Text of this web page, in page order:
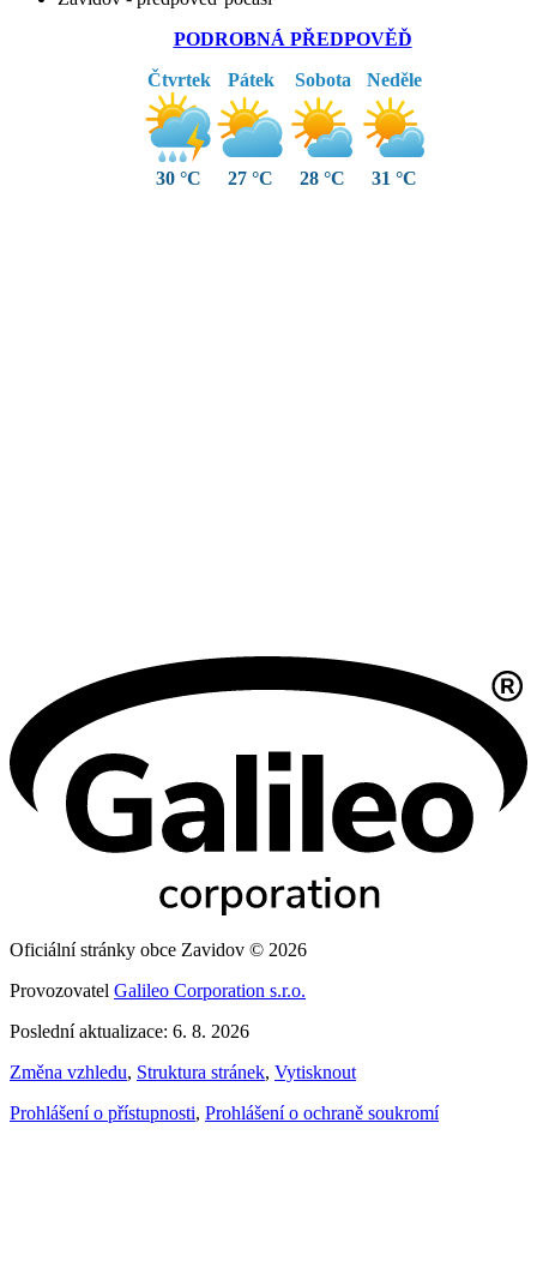
PODROBNÁ PŘEDPOVĚĎ
Čtvrtek
30 °C
Pátek
27 °C
Sobota
28 °C
Neděle
31 °C
Oficiální stránky obce Zavidov © 2026
Provozovatel Galileo Corporation s.r.o.
Poslední aktualizace: 6. 8. 2026
Změna vzhledu, Struktura stránek, Vytisknout
Prohlášení o přístupnosti, Prohlášení o ochraně soukromí